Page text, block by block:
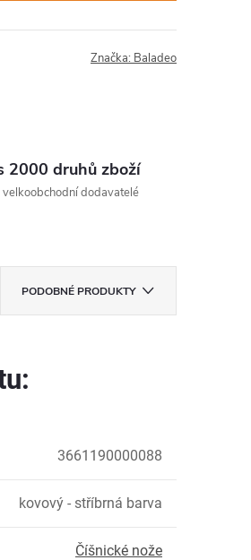
Značka: Baladeo
2000 druhů zboží
velkoobchodní dodavatelé
PODOBNÉ PRODUKTY
3661190000088
kovový - stříbrná barva
Číšnické nože